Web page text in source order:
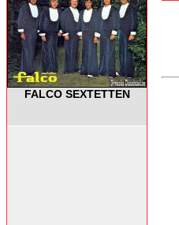
FALCO SEXTETTEN